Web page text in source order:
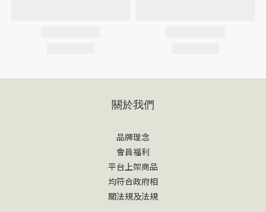
關於我們
品牌理念
會員福利
平台上架商品
均符合政府相
關法規及法規